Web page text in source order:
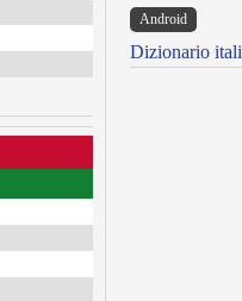
Android
Dizionario